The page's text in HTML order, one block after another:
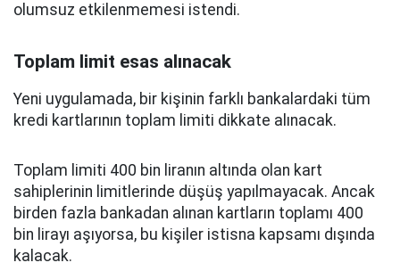
olumsuz etkilenmemesi istendi.
Toplam limit esas alınacak
Yeni uygulamada, bir kişinin farklı bankalardaki tüm
kredi kartlarının toplam limiti dikkate alınacak.
Toplam limiti 400 bin liranın altında olan kart
sahiplerinin limitlerinde düşüş yapılmayacak. Ancak
birden fazla bankadan alınan kartların toplamı 400
bin lirayı aşıyorsa, bu kişiler istisna kapsamı dışında
kalacak.